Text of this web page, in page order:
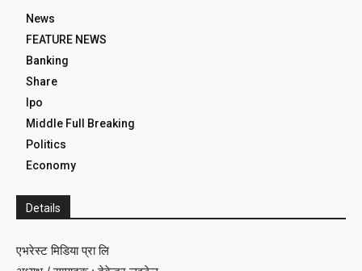
News
FEATURE NEWS
Banking
Share
Ipo
Middle Full Breaking
Politics
Economy
Details
एभरेस्ट मिडिया प्रा लि